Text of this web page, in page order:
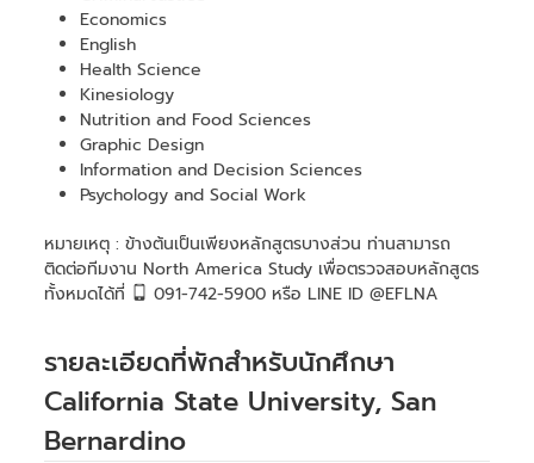
Economics
English
Health Science
Kinesiology
Nutrition and Food Sciences
Graphic Design
Information and Decision Sciences
Psychology and Social Work
หมายเหตุ : ข้างต้นเป็นเพียงหลักสูตรบางส่วน ท่านสามารถ
ติดต่อทีมงาน North America Study เพื่อตรวจสอบหลักสูตร
ทั้งหมดได้ที่
091-742-5900 หรือ LINE ID @EFLNA
รายละเอียดที่พักสำหรับนักศึกษา
California State University, San
Bernardino